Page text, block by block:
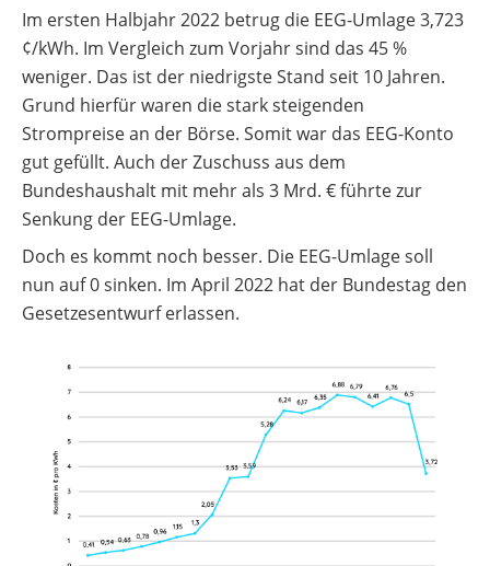
Im ersten Halbjahr 2022 betrug die EEG-Umlage 3,723
¢/kWh. Im Vergleich zum Vorjahr sind das 45 %
weniger. Das ist der niedrigste Stand seit 10 Jahren.
Grund hierfür waren die stark steigenden
Strompreise an der Börse. Somit war das EEG-Konto
gut gefüllt. Auch der Zuschuss aus dem
Bundeshaushalt mit mehr als 3 Mrd. € führte zur
Senkung der EEG-Umlage.
Doch es kommt noch besser. Die EEG-Umlage soll
nun auf 0 sinken. Im April 2022 hat der Bundestag den
Gesetzesentwurf erlassen.